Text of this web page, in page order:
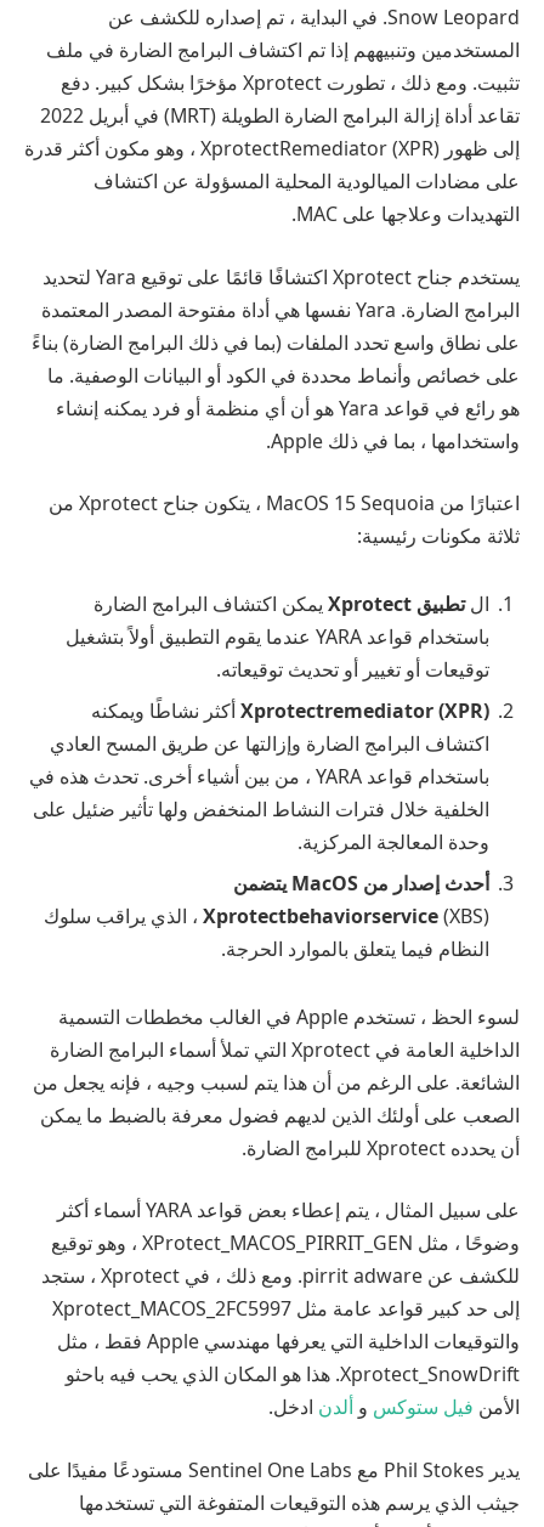
Snow Leopard. في البداية ، تم إصداره للكشف عن
المستخدمين وتنبيههم إذا تم اكتشاف البرامج الضارة في ملف
تثبيت. ومع ذلك ، تطورت Xprotect مؤخرًا بشكل كبير. دفع
تقاعد أداة إزالة البرامج الضارة الطويلة (MRT) في أبريل 2022
إلى ظهور XprotectRemediator (XPR) ، وهو مكون أكثر قدرة
على مضادات الميالودية المحلية المسؤولة عن اكتشاف
التهديدات وعلاجها على MAC.
يستخدم جناح Xprotect اكتشافًا قائمًا على توقيع Yara لتحديد
البرامج الضارة. Yara نفسها هي أداة مفتوحة المصدر المعتمدة
على نطاق واسع تحدد الملفات (بما في ذلك البرامج الضارة) بناءً
على خصائص وأنماط محددة في الكود أو البيانات الوصفية. ما
هو رائع في قواعد Yara هو أن أي منظمة أو فرد يمكنه إنشاء
واستخدامها ، بما في ذلك Apple.
اعتبارًا من MacOS 15 Sequoia ، يتكون جناح Xprotect من
ثلاثة مكونات رئيسية:
التطبيق Xprotect
يمكن اكتشاف البرامج الضارة
باستخدام قواعد YARA عندما يقوم التطبيق أولاً بتشغيل
توقيعات أو تغيير أو تحديث توقيعاته.
Xprotectremediator (XPR)أكثر نشاطًا ويمكنه
اكتشاف البرامج الضارة وإزالتها عن طريق المسح العادي
باستخدام قواعد YARA ، من بين أشياء أخرى. تحدث هذه في
الخلفية خلال فترات النشاط المنخفض ولها تأثير ضئيل على
وحدة المعالجة المركزية.
أحدث إصدار من MacOS يتضمن
Xprotectbehaviorservice (XBS) ، الذي يراقب سلوك
النظام فيما يتعلق بالموارد الحرجة.
لسوء الحظ ، تستخدم Apple في الغالب مخططات التسمية
الداخلية العامة في Xprotect التي تملأ أسماء البرامج الضارة
الشائعة. على الرغم من أن هذا يتم لسبب وجيه ، فإنه يجعل من
الصعب على أولئك الذين لديهم فضول معرفة بالضبط ما يمكن
أن يحدده Xprotect للبرامج الضارة.
على سبيل المثال ، يتم إعطاء بعض قواعد YARA أسماء أكثر
وضوحًا ، مثل XProtect_MACOS_PIRRIT_GEN ، وهو توقيع
للكشف عن pirrit adware. ومع ذلك ، في Xprotect ، ستجد
إلى حد كبير قواعد عامة مثل Xprotect_MACOS_2FC5997
والتوقيعات الداخلية التي يعرفها مهندسي Apple فقط ، مثل
Xprotect_SnowDrift. هذا هو المكان الذي يحب فيه باحثو
الأمن فيل ستوكس و ألدن ادخل.
يدير Phil Stokes مع Sentinel One Labs مستودعًا مفيدًا على
جيثب الذي يرسم هذه التوقيعات المتفوغة التي تستخدمها